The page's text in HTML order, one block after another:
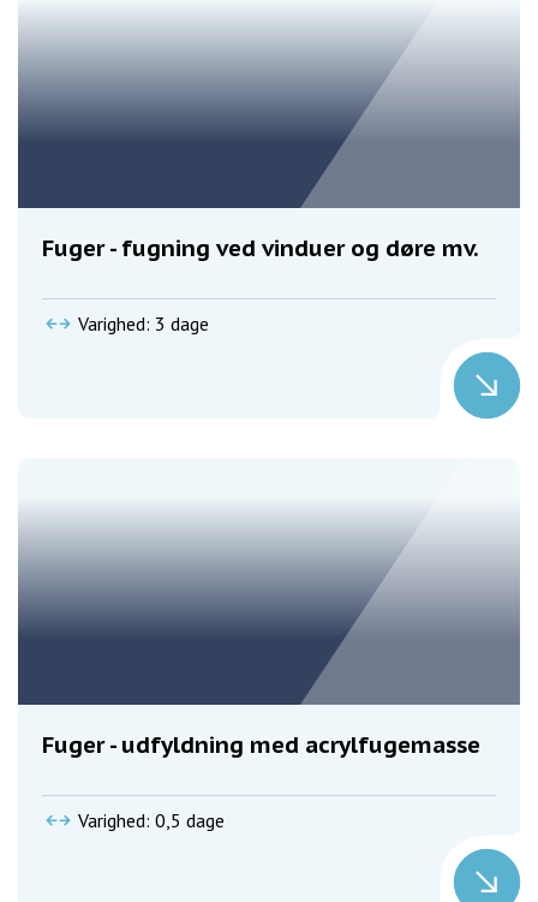
Fuger - fugning ved vinduer og døre mv.
Varighed: 3 dage
Fuger - udfyldning med acrylfugemasse
Varighed: 0,5 dage